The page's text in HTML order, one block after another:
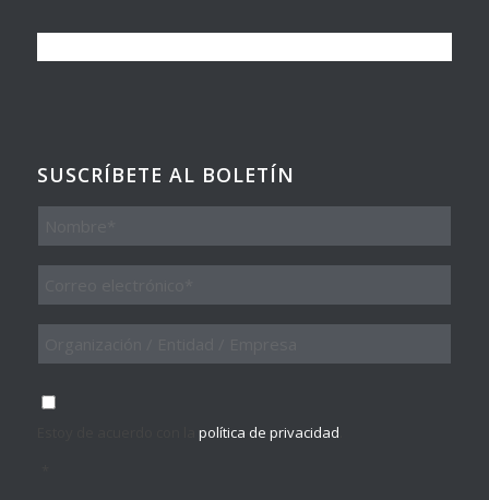
SUSCRÍBETE AL BOLETÍN
Nombre
Entidad
Empresa
Consentimiento
política de privacidad